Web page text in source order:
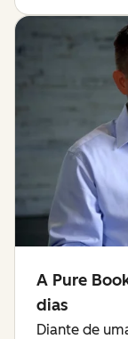
A Pure
dias
Diante de